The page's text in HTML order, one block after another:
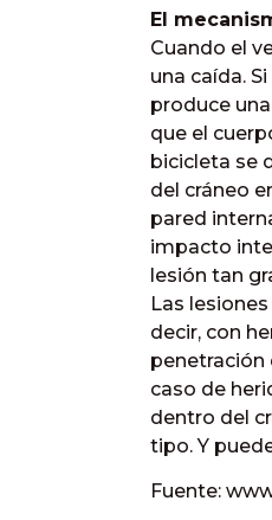
El
Cuando el
una caída.
produce
que el
bicicleta se
del cráneo
pared
impacto
lesión tan
Las
decir, con
penetración
caso de
dentro del
tipo. Y
Fuente: